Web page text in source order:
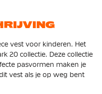
vest voor kinderen. Het
20 collectie. Deze collectie
pasvormen maken je
vest als je op weg bent